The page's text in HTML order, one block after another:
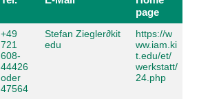
page
+49
721
608-
44426
oder
47564
Stefan Ziegler∂kit
edu
https://w
ww.iam.ki
t.edu/et/
werkstatt/
24.php